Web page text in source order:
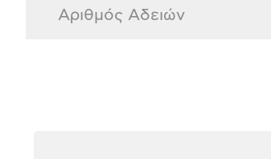
Αριθμός Αδειών